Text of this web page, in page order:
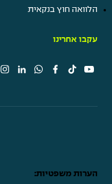
הלוואה חוץ בנקאית
עקבו אחרינו
הערות משפטיות: